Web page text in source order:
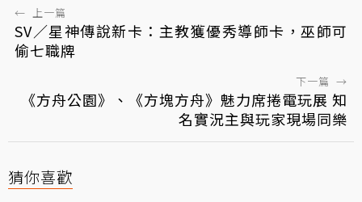
← 上一篇
SV／星神傳說新卡：主教獲優秀導師卡，巫師可
偷七職牌
下一篇 →
《方舟公園》、《方塊方舟》魅力席捲電玩展 知
名實況主與玩家現場同樂
猜你喜歡